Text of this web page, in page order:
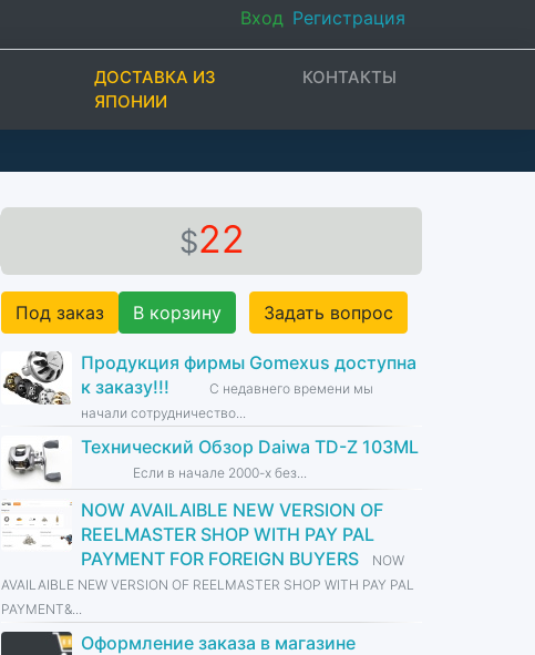
Вход Регистрация
ДОСТАВКА ИЗ
ЯПОНИИ
КОНТАКТЫ
$22
Под заказ В корзину Задать вопрос
Продукция фирмы Gomexus доступна
к заказу!!!
С недавнего времени мы
начали сотрудничество...
Технический Обзор Daiwa TD-Z 103ML
Если в начале 2000-х без...
NOW AVAILAIBLE NEW VERSION OF
REELMASTER SHOP WITH PAY PAL
PAYMENT FOR FOREIGN BUYERS
NOW
AVAILAIBLE NEW VERSION OF REELMASTER SHOP WITH PAY PAL
PAYMENT&...
Оформление заказа в магазине